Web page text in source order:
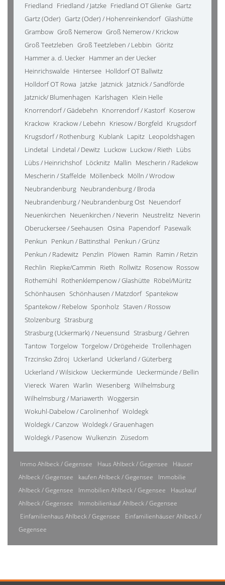
Friedland Friedland / Jatzke Friedland OT Glienke Gartz
Gartz (Oder) Gartz (Oder) / Hohenreinkendorf Glashütte
Grambow Groß Nemerow Groß Nemerow / Krickow
Groß Teetzleben Groß Teetzleben / Lebbin Göritz
Hammer a. d. Uecker Hammer an der Uecker
Heinrichswalde Hintersee Holldorf OT Ballwitz
Holldorf OT Rowa Jatzke Jatznick Jatznick / Sandförde
Jatznick/ Blumenhagen Karlshagen Klein Helle
Knorrendorf / Gädebehn Knorrendorf / Kastorf Koserow
Krackow Krackow / Lebehn Kriesow / Borgfeld Krugsdorf
Krugsdorf / Rothenburg Kublank Lapitz Leopoldshagen
Lindetal Lindetal / Dewitz Luckow Luckow / Rieth Lübs
Lübs / Heinrichshof Löcknitz Mallin Mescherin / Radekow
Mescherin / Staffelde Möllenbeck Mölln / Wrodow
Neubrandenburg Neubrandenburg / Broda
Neubrandenburg / Neubrandenburg Ost Neuendorf
Neuenkirchen Neuenkirchen / Neverin Neustrelitz Neverin
Oberuckersee / Seehausen Osina Papendorf Pasewalk
Penkun Penkun / Battinsthal Penkun / Grünz
Penkun / Radewitz Penzlin Plöwen Ramin Ramin / Retzin
Rechlin Riepke/Cammin Rieth Rollwitz Rosenow Rossow
Rothemühl Rothenklempenow / Glashütte Röbel/Müritz
Schönhausen Schönhausen / Matzdorf Spantekow
Spantekow / Rebelow Sponholz Staven / Rossow
Stolzenburg Strasburg
Strasburg (Uckermark) / Neuensund Strasburg / Gehren
Tantow Torgelow Torgelow / Drögeheide Trollenhagen
Trzcinsko Zdroj Uckerland Uckerland / Güterberg
Uckerland / Wilsickow Ueckermünde Ueckermünde / Bellin
Viereck Waren Warlin Wesenberg Wilhelmsburg
Wilhelmsburg / Mariawerth Woggersin
Wokuhl-Dabelow / Carolinenhof Woldegk
Woldegk / Canzow Woldegk / Grauenhagen
Woldegk / Pasenow Wulkenzin Züsedom
Immo Ahlbeck / Gegensee Haus Ahlbeck / Gegensee
Häuser
Ahlbeck / Gegensee
kaufen Ahlbeck / Gegensee
Immobilie
Ahlbeck / Gegensee
Immobilien Ahlbeck / Gegensee
Hauskauf
Ahlbeck / Gegensee
Immobilienkauf Ahlbeck / Gegensee
Einfamilienhaus Ahlbeck / Gegensee
Einfamilienhäuser Ahlbeck /
Gegensee